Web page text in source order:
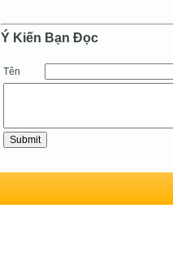
Ý Kiến Bạn Ðọc
Tên